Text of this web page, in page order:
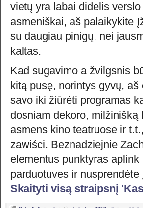
vietų yra labai didelis verslo
asmeniškai, aš palaikykite
su daugiau pinigų, nei
kaltas.
Kad sugavimo a žvilgsnis
kitą pusę, norintys gyvų,
savo iki žiūrėti programas
dosniam dekoro,
asmens kino teatruose ir
zawiści. Beznadziejnie
elementus punktyras
parduotuves ir
Skaityti visą straipsnį